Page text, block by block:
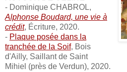
- Dominique CHABROL,
Alphonse Boudard, une vie à
crédit, Écriture, 2020.
- Plaque posée dans la
tranchée de la Soif, Bois
d'Ailly, Saillant de Saint
Mihiel (près de Verdun), 2020.